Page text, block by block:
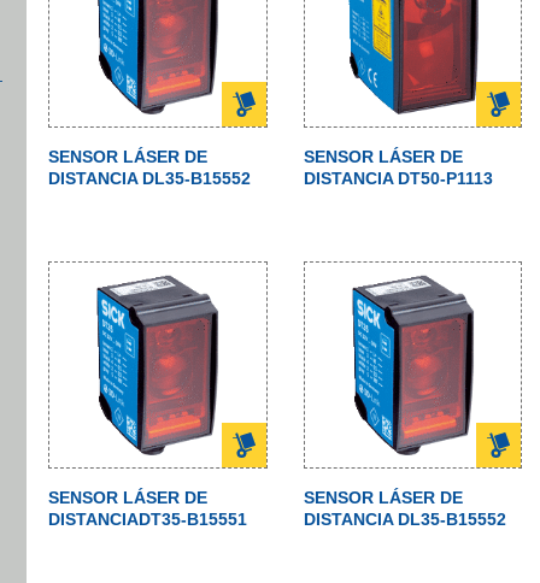
SENSOR LÁSER DE
DISTANCIA DL35-B15552
SENSOR LÁSER DE
DISTANCIA DT50-P1113
SENSOR LÁSER DE
DISTANCIADT35-B15551
SENSOR LÁSER DE
DISTANCIA DL35-B15552